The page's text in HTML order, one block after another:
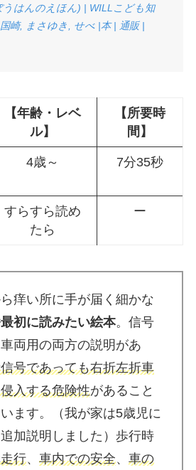
うはんのえほん) | WILLこども知
崎, まさゆき, せべ |本 | 通販 |
【年齢・レベ
ル】
【所要時
間】
4歳～ 7分35秒
すらすら読め
たら
ー
痒い所に手が届く細かな
初に読みたい絵本。信号
両用の両方の説明があ
号であっても右折左折車
入する危険性があること
ます。（我が家は5歳児に
加説明しました）歩行時
行、 車内での安全、 車の